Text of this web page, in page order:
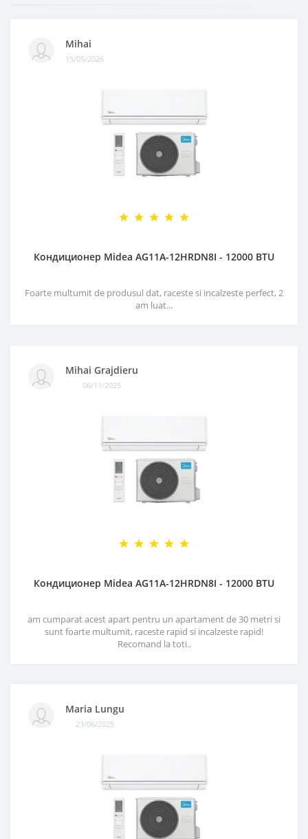
Mihai
15/05/2026
Кондиционер Midea AG11A-12HRDN8I - 12000 BTU
Foarte multumit de produsul dat, raceste si incalzeste perfect, 2
am luat...
Mihai Grajdieru
06/11/2025
Кондиционер Midea AG11A-12HRDN8I - 12000 BTU
am cumparat acest apart pentru un apartament de 30 metri si
sunt foarte multumit, raceste rapid si incalzeste rapid!
Recomand la toti..
Maria Lungu
23/06/2025